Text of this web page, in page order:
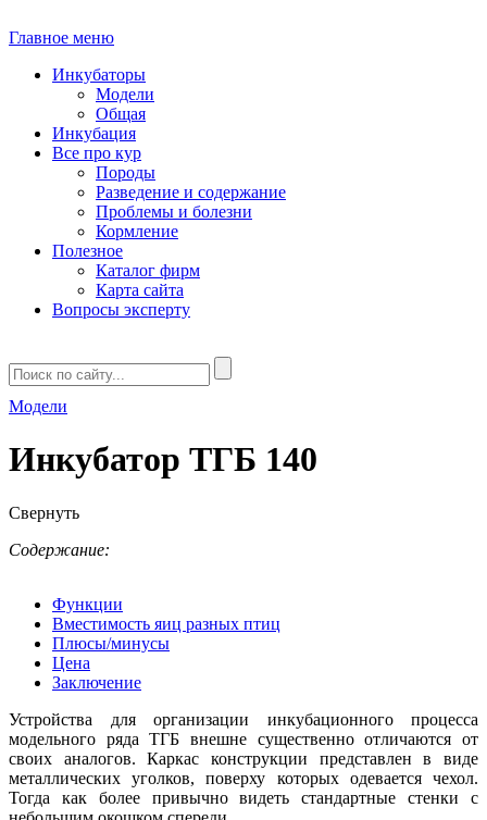
Главное меню
Инкубаторы
Модели
Общая
Инкубация
Все про кур
Породы
Разведение и содержание
Проблемы и болезни
Кормление
Полезное
Каталог фирм
Карта сайта
Вопросы эксперту
Модели
Инкубатор ТГБ 140
Свернуть
Содержание:
Функции
Вместимость яиц разных птиц
Плюсы/минусы
Цена
Заключение
Устройства для организации инкубационного процесса
модельного ряда ТГБ внешне существенно отличаются от
своих аналогов. Каркас конструкции представлен в виде
металлических уголков, поверху которых одевается чехол.
Тогда как более привычно видеть стандартные стенки с